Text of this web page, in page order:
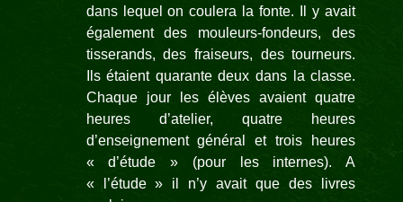
dans lequel on coulera la fonte. Il y avait
également des mouleurs-fondeurs, des
tisserands, des fraiseurs, des tourneurs.
Ils étaient quarante deux dans la classe.
Chaque jour les élèves avaient quatre
heures d’atelier, quatre heures
d’enseignement général et trois heures
« d’étude » (pour les internes). A
« l’étude » il n’y avait que des livres